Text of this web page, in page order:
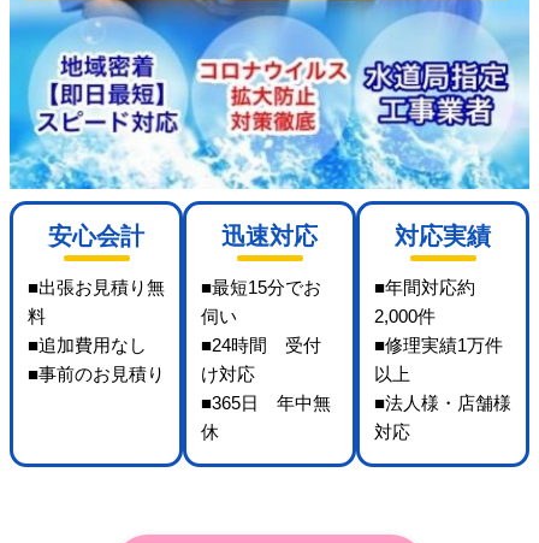
安心会計
■出張お見積り無
料
■追加費用なし
■事前のお見積り
迅速対応
■最短15分でお
伺い
■24時間 受付
け対応
■365日 年中無
休
対応実績
■年間対応約
2,000件
■修理実績1万件
以上
■法人様・店舗様
対応